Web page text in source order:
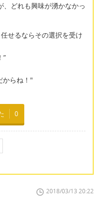
どれも興味が湧かなかっ
せるならその選択を受け
”
からね！"
0
2018/03/13 20:22